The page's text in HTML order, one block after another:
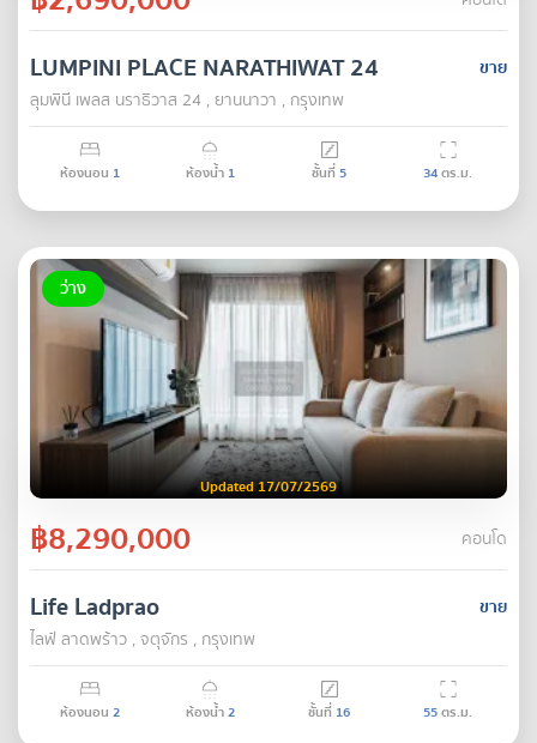
ขาย
LUMPINI PLACE NARATHIWAT 24
ลุมพินี เพลส นราธิวาส 24 , ยานนาวา , กรุงเทพ
ห้องนอน 1 ห้องน้ำ 1 ชั้นที่5 34ตร.ม.
ว่าง
Updated 17/07/2569
฿8,290,000 คอนโด
ขาย
Life Ladprao
ไลฟ์ ลาดพร้าว , จตุจักร , กรุงเทพ
ห้องนอน 2 ห้องน้ำ2 ชั้นที่ 16 55ตร.ม.